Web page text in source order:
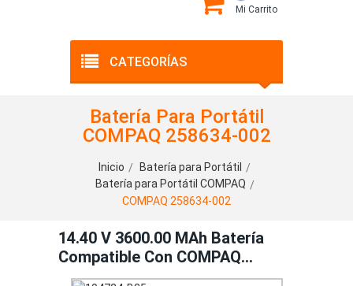
CATEGORÍAS
Mi Carrito
Batería Para Portátil
COMPAQ 258634-002
Inicio
Batería para Portátil
Batería para Portátil COMPAQ
COMPAQ 258634-002
14.40 V 3600.00 MAh Batería
Compatible Con COMPAQ
258634-002